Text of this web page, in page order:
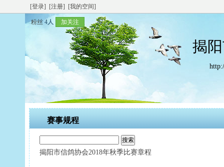
[登录] [注册] [我的空间]
粉丝 4人 加关注
揭
赛事规程
揭阳市信鸽协会2018年秋季比赛章程